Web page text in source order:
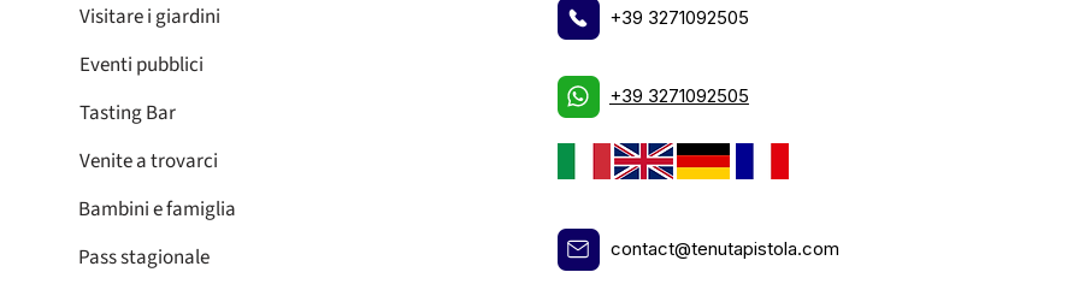
Visitare i giardini
Eventi pubblici
Tasting Bar
Venite a trovarci
Bambini e famiglia
Pass stagionale
+39 3271092505
+39 3271092505
contact@tenutapistola.com